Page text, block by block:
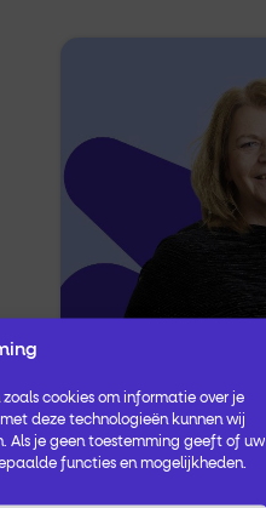
cookies om informatie over je
deze technologieën kunnen wij
Als je geen toestemming geeft of uw
functies en mogelijkheden.